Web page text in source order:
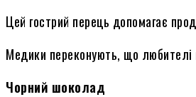
Цей гострий перець допомагає
Медики переконують, що любителі
Чорний шоколад